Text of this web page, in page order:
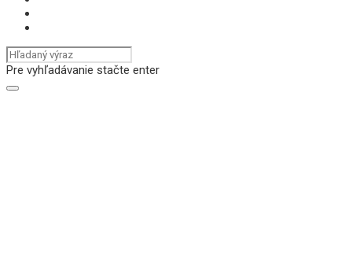
Pre vyhľadávanie stačte enter